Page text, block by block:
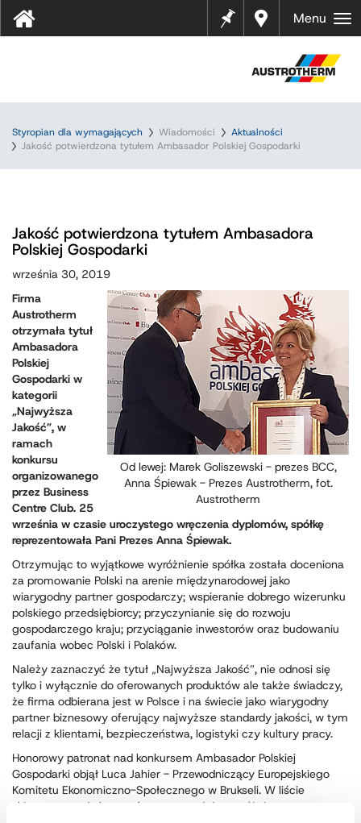
Gdzie
kupić
Notes
Menu
Styropian dla wymagających Wiadomości
Aktualności
Jakość potwierdzona tytułem Ambasador Polskiej Gospodarki
Jakość potwierdzona tytułem Ambasadora
Polskiej Gospodarki
września 30, 2019
Od lewej: Marek Goliszewski - prezes BCC,
Anna Śpiewak - Prezes Austrotherm, fot.
Austrotherm
Firma
Austrotherm
otrzymała tytuł
Ambasadora
Polskiej
Gospodarki w
kategorii
„Najwyższa
Jakość”, w
ramach
konkursu
organizowanego
przez Business
Centre Club. 25
września w czasie uroczystego wręczenia dyplomów, spółkę
reprezentowała Pani Prezes Anna Śpiewak.
Otrzymując to wyjątkowe wyróżnienie spółka została doceniona
za promowanie Polski na arenie międzynarodowej jako
wiarygodny partner gospodarczy; wspieranie dobrego wizerunku
polskiego przedsiębiorcy; przyczynianie się do rozwoju
gospodarczego kraju; przyciąganie inwestorów oraz budowaniu
zaufania wobec Polski i Polaków.
Należy zaznaczyć że tytuł „Najwyższa Jakość”, nie odnosi się
tylko i wyłącznie do oferowanych produktów ale także świadczy,
że firma odbierana jest w Polsce i na świecie jako wiarygodny
partner biznesowy oferujący najwyższe standardy jakości, w tym
relacji z klientami, bezpieczeństwa, logistyki czy kultury pracy.
Honorowy patronat nad konkursem Ambasador Polskiej
Gospodarki objął Luca Jahier - Przewodniczący Europejskiego
Komitetu Ekonomiczno-Społecznego w Brukseli. W liście
skierowanym do laureatów zaznaczył, że wyróżnione